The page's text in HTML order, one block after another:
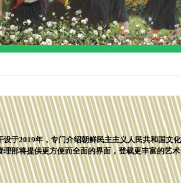
设于2019年，专门介绍朝鲜民主主义人民共和国文
理部将提供更方便而全面的界面，登载更丰富的艺